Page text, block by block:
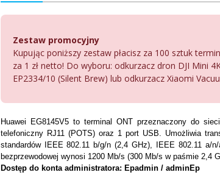
Zestaw promocyjny
Kupując poniższy zestaw płacisz za 100 sztuk
za 1 zł netto! Do wyboru: odkurzacz dron DJI Mini
EP2334/10 (Silent Brew) lub odkurzacz Xiaomi
Huawei EG8145V5 to terminal ONT przeznaczony do
telefoniczny RJ11 (POTS) oraz 1 port USB. Umożliwia
standardów IEEE 802.11 b/g/n (2,4 GHz), IEEE 802.11 a/
bezprzewodowej wynosi 1200 Mb/s (300 Mb/s w paśmie 2,4
Dostęp do konta administratora: Epadmin / adminEp